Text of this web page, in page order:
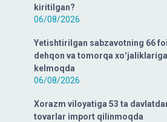
kiritilgan?
06/08/2026
Yetishtirilgan sabzavotning 66
dehqon va tomorqa xoʻjaliklariga
kelmoqda
06/08/2026
Xorazm viloyatiga 53 ta
tovarlar import qilinmoqda